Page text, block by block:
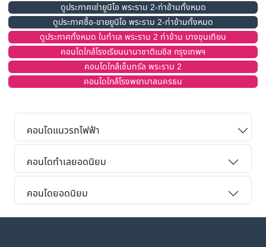
ดูประกาศเช่ายูนิโอ พระราม 2-ท่าข้ามทั้งหมด
ดูประกาศซื้อ-ขายยูนิโอ พระราม 2-ท่าข้ามทั้งหมด
ดูประกาศทั้งหมด ในทำเล พระราม 2 ท่าข้าม บางขุนเทียน
คอนโดใกล้โรงเรียนนานาชาติเบซิส กรุงเทพฯ
คอนโดใกล้เซ็นทรัล พระราม 2
คอนโดใกล้โรงพยาบาลนครธน
คอนโดแนวรถไฟฟ้า
คอนโดทำเลยอดนิยม
คอนโดยอดนิยม